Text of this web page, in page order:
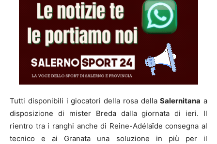
Tutti disponibili i giocatori della rosa dellaSalernitana a
disposizione di mister Breda dalla giornata di ieri. Il
rientro tra i ranghi anche di Reine-Adélaïde consegna al
tecnico e ai Granata una soluzione in più per il